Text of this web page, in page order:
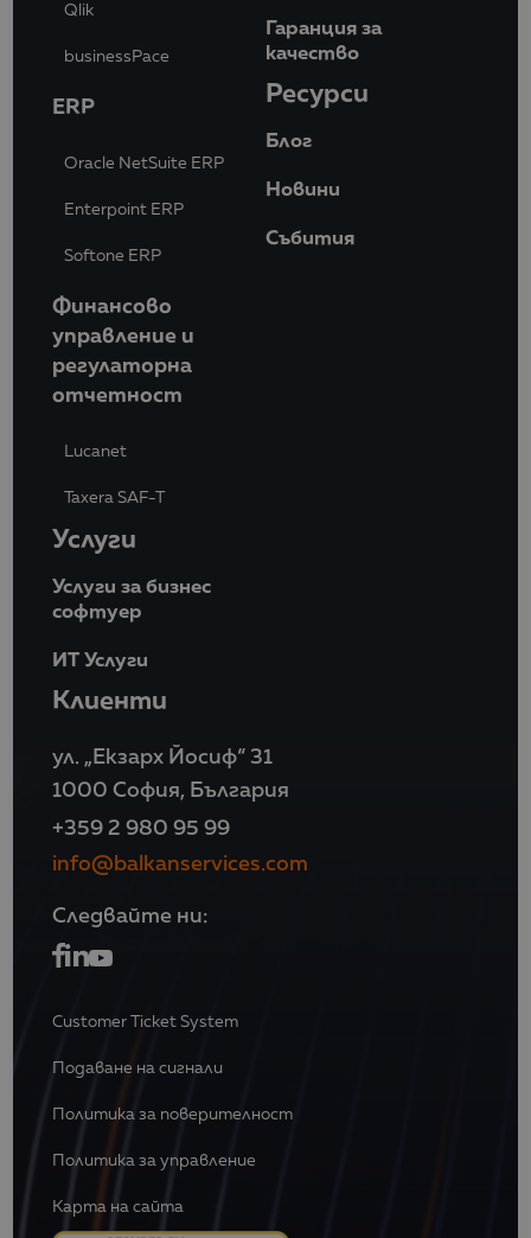
Qlik
businessPace
ERP
Oracle NetSuite ERP
Enterpoint ERP
Softone ERP
Финансово
управление и
регулаторна
отчетност
Lucanet
Taxera SAF-T
Услуги
Услуги за бизнес
софтуер
ИТ Услуги
Клиенти
Гаранция за
качество
Ресурси
Блог
Новини
Събития
ул. „Екзарх Йосиф“ 31
1000 София, България
+359 2 980 95 99
info@balkanservices.com
Следвайте ни:
Customer Ticket System
Подаване на сигнали
Политика за поверителност
Политика за управление
Карта на сайта